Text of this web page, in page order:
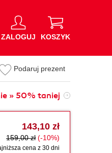
ZALOGUJ KOSZYK
Podaruj prezent
» 50% taniej
143,10 zł
159,00 zł (-10%)
cena z 30 dni